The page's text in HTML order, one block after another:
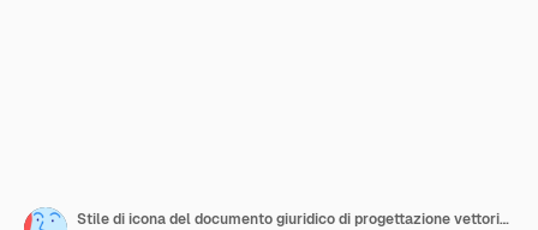
Stile di icona del documento giuridico di progettazione vettoriale